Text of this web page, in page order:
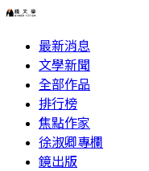
最新消息
文學新聞
全部作品
排行榜
焦點作家
徐淑卿專欄
鏡出版